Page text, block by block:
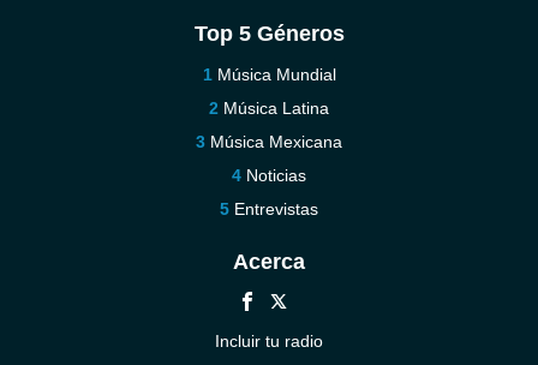
Top 5 Géneros
Música Mundial
Música Latina
Música Mexicana
Noticias
Entrevistas
Acerca
Incluir tu radio